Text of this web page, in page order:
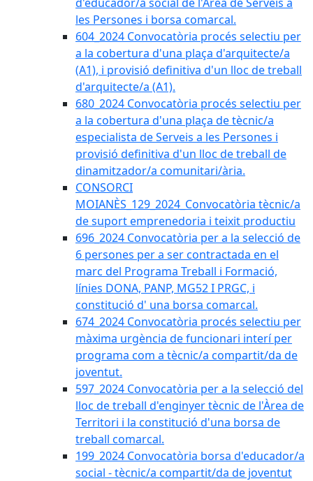
les Persones i borsa comarcal.
604_2024 Convocatòria procés selectiu per
a la cobertura d'una plaça d'arquitecte/a
(A1), i provisió definitiva d'un lloc de treball
d'arquitecte/a (A1).
680_2024 Convocatòria procés selectiu per
a la cobertura d'una plaça de tècnic/a
especialista de Serveis a les Persones i
provisió definitiva d'un lloc de treball de
dinamitzador/a comunitari/ària.
CONSORCI
MOIANÈS_129_2024_Convocatòria tècnic/a
de suport emprenedoria i teixit productiu
696_2024 Convocatòria per a la selecció de
6 persones per a ser contractada en el
marc del Programa Treball i Formació,
línies DONA, PANP, MG52 I PRGC, i
constitució d' una borsa comarcal.
674_2024 Convocatòria procés selectiu per
màxima urgència de funcionari interí per
programa com a tècnic/a compartit/da de
joventut.
597_2024 Convocatòria per a la selecció del
lloc de treball d'enginyer tècnic de l'Àrea de
Territori i la constitució d'una borsa de
treball comarcal.
199_2024 Convocatòria borsa d'educador/a
social - tècnic/a compartit/da de joventut